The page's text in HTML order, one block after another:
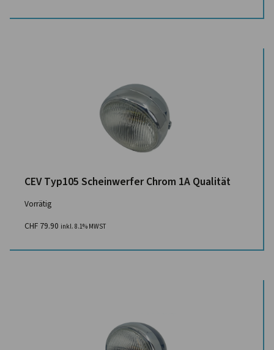
CEV Typ105 Scheinwerfer Chrom 1A Qualität
Vorrätig
CHF 79.90 inkl. 8.1% MWST